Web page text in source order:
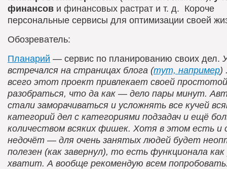
финансов и финансовых растрат и т. д. Короче
персональные сервисы для оптимизации своей
Обозреватель:
Планарий — сервис по планированию своих дел.
встречался на страницах блога (тут, например)
всего этот проект привлекает своей
разобраться, что да как — дело пары минут.
стали заморачиваться и усложнять все кучей
категорий дел с категориями подзадач и ещё
количеством всяких фишек. Хотя в этом есть и
недочёт — для очень занятых людей будет
полезен (как завернул), то есть функционала как
хватит. А вообще рекомендую всем